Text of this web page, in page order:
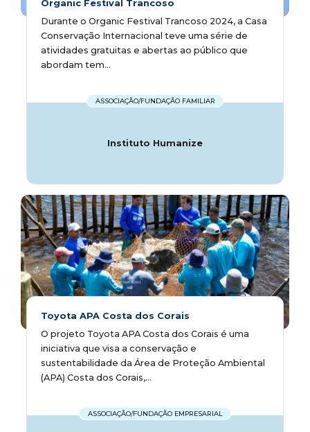
Organic Festival Trancoso
Durante o Organic Festival Trancoso 2024, a Casa
Conservação Internacional teve uma série de
atividades gratuitas e abertas ao público que
abordam tem...
ASSOCIAÇÃO/FUNDAÇÃO FAMILIAR
Instituto Humanize
Toyota APA Costa dos Corais
O projeto Toyota APA Costa dos Corais é uma
iniciativa que visa a conservação e
sustentabilidade da Área de Proteção Ambiental
(APA) Costa dos Corais,...
ASSOCIAÇÃO/FUNDAÇÃO EMPRESARIAL